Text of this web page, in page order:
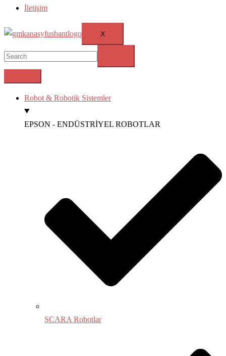
İletişim
X
Robot & Robotik Sistemler
EPSON - ENDÜSTRİYEL ROBOTLAR
SCARA Robotlar